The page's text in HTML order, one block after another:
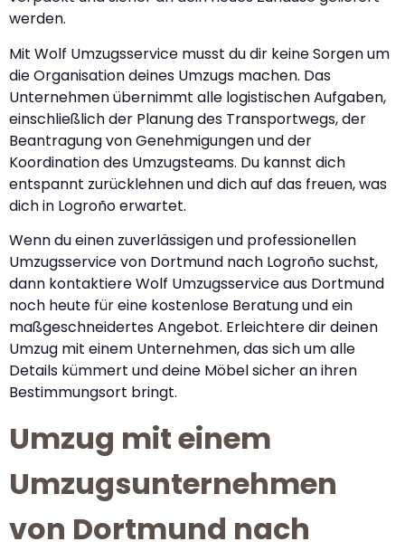
werden.
Mit Wolf Umzugsservice musst du dir keine Sorgen um
die Organisation deines Umzugs machen. Das
Unternehmen übernimmt alle logistischen Aufgaben,
einschließlich der Planung des Transportwegs, der
Beantragung von Genehmigungen und der
Koordination des Umzugsteams. Du kannst dich
entspannt zurücklehnen und dich auf das freuen, was
dich in Logroño erwartet.
Wenn du einen zuverlässigen und professionellen
Umzugsservice von Dortmund nach Logroño suchst,
dann kontaktiere Wolf Umzugsservice aus Dortmund
noch heute für eine kostenlose Beratung und ein
maßgeschneidertes Angebot. Erleichtere dir deinen
Umzug mit einem Unternehmen, das sich um alle
Details kümmert und deine Möbel sicher an ihren
Bestimmungsort bringt.
Umzug mit einem
Umzugsunternehmen
von Dortmund nach